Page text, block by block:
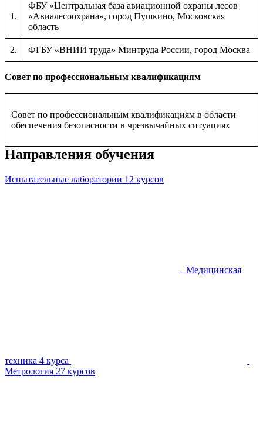
1.
ФБУ «Центральная база авиационной охраны лесов
«Авиалесоохрана», город Пушкино, Московская
область
2. ФГБУ «ВНИИ труда» Минтруда России, город Москва
Совет по профессиональным квалификациям
Совет по профессиональным квалификациям в области
обеспечения безопасности в чрезвычайных ситуациях
Направления обучения
Испытательные лаборатории 12 курсов
Медицинская
техника 4 курса
Метрология 27 курсов